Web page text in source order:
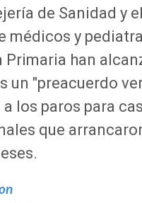
de Sanidad y
médicos y
Primaria han
un "preacuerdo
los paros para
que